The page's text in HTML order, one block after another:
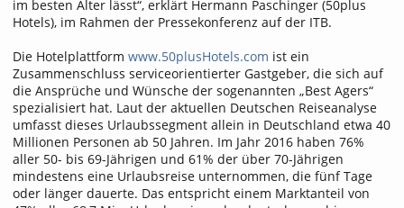
im besten Alter lässt“, erklärt Hermann Paschinger (50plus
Hotels), im Rahmen der Pressekonferenz auf der ITB.
Die Hotelplattform www.50plusHotels.com ist ein
Zusammenschluss serviceorientierter Gastgeber, die sich auf
die Ansprüche und Wünsche der sogenannten „Best Agers“
spezialisiert hat. Laut der aktuellen Deutschen Reiseanalyse
umfasst dieses Urlaubssegment allein in Deutschland etwa 40
Millionen Personen ab 50 Jahren. Im Jahr 2016 haben 76%
aller 50- bis 69-Jährigen und 61% der über 70-Jährigen
mindestens eine Urlaubsreise unternommen, die fünf Tage
oder länger dauerte. Das entspricht einem Marktanteil von